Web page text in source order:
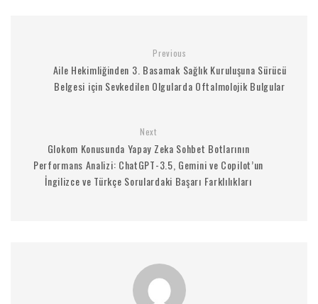
Previous
Aile Hekimliğinden 3. Basamak Sağlık Kuruluşuna Sürücü
Belgesi için Sevkedilen Olgularda Oftalmolojik Bulgular
Next
Glokom Konusunda Yapay Zeka Sohbet Botlarının
Performans Analizi: ChatGPT-3.5, Gemini ve Copilot’un
İngilizce ve Türkçe Sorulardaki Başarı Farklılıkları